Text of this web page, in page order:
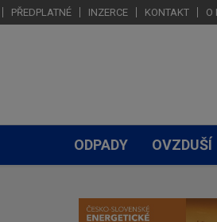
PŘEDPLATNÉ INZERCE KONTAKT O
ODPADY OVZDUŠÍ